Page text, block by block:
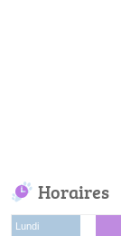
Horaires
Lundi